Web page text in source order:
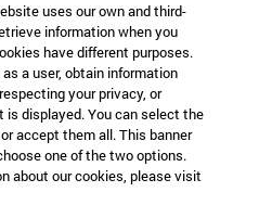
uses our own and third-
information when you
have different purposes.
a user, obtain information
your privacy, or
displayed. You can select the
accept them all. This banner
one of the two options.
about our cookies, please visit